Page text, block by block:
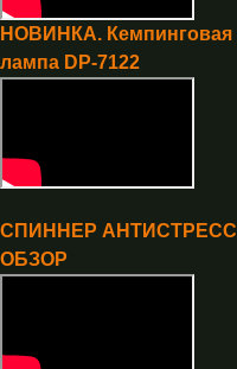
НОВИНКА. Кемпинговая
лампа DP-7122
СПИННЕР АНТИСТРЕСС
ОБЗОР